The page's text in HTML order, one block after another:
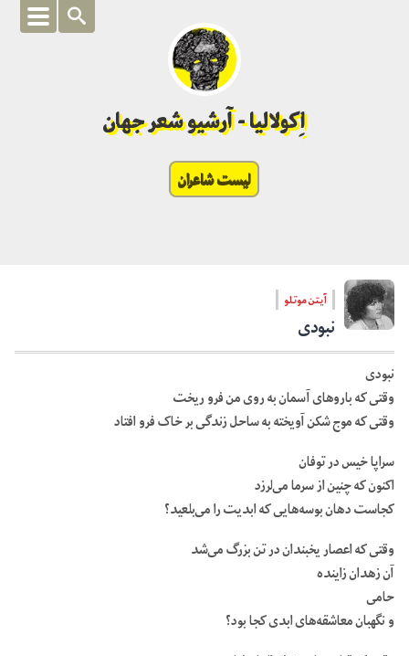
اِکولالیا - آرشیو شعر جهان
لیست شاعران
آیتن موتلو
نبودی
نبودی
وقتی که باروهای آسمان به روی من فرو ریخت
وقتی که موج شکن آویخته به ساحل زندگی بر خاک فرو افتاد
سراپا خیس در توفان
اکنون که چنین از سرما می‌لرزد
کجاست دهان بوسه‌هایی که ابدیت را می‌بلعید؟
وقتی که اعصار یخبندان در تن بزرگ می‌شد
آن زهدان زاینده
حامی‌
و نگهبان معاشقه‌های ابدی کجا بود؟